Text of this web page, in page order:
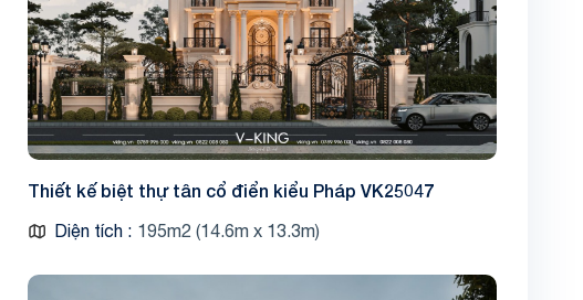
Thiết kế biệt thự tân cổ điển kiểu Pháp VK25047
Diện tích 195m2 (14.6m x 13.3m)